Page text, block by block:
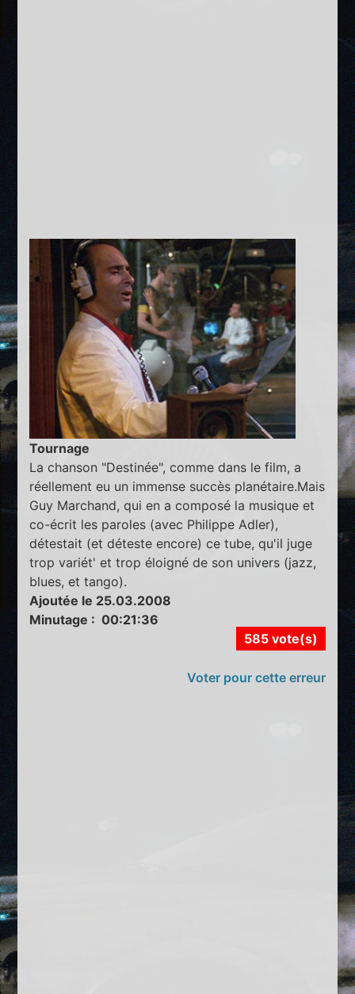
Tournage
La chanson "Destinée", comme dans le film, a
réellement eu un immense succès planétaire.Mais
Guy Marchand, qui en a composé la musique et
co-écrit les paroles (avec Philippe Adler),
détestait (et déteste encore) ce tube, qu'il juge
trop variét' et trop éloigné de son univers (jazz,
blues, et tango).
Ajoutée le 25.03.2008
Minutage : 00:21:36
585 vote(s)
Voter pour cette erreur